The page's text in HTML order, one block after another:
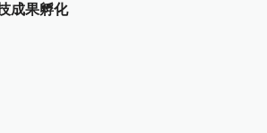
成果孵化